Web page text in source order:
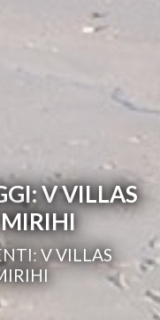
V VILLAS
V VILLAS